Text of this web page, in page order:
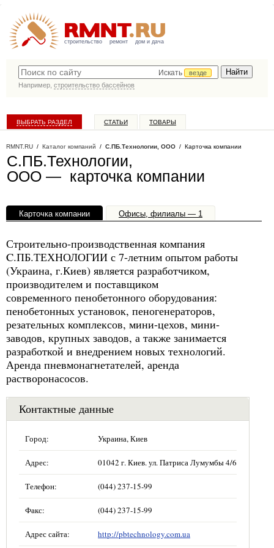
строительство ремонт дом и дача
Искать
везде
Например, строительство бассейнов
ВЫБРАТЬ РАЗДЕЛ СТАТЬИ ТОВАРЫ
RMNT.RU / Каталог компаний / C.ПБ.Технологии, ООО / Карточка компании
C.ПБ.Технологии,
ООО — карточка компании
Карточка компании Офисы, филиалы — 1
Строительно-производственная компания
C.ПБ.ТЕХНОЛОГИИ с 7-летним опытом работы
(Украина, г.Киев) является разработчиком,
производителем и поставщиком
современного пенобетонного оборудования:
пенобетонных установок, пеногенераторов,
резательных комплексов, мини-цехов, мини-
заводов, крупных заводов, а также занимается
разработкой и внедрением новых технологий.
Аренда пневмонагнетателей, аренда
растворонасосов.
Контактные данные
Город: Украина, Киев
Адрес: 01042 г. Киев. ул. Патриса Лумумбы 4/6
Телефон: (044) 237-15-99
Факс: (044) 237-15-99
Адрес сайта: http://pbtechnology.com.ua